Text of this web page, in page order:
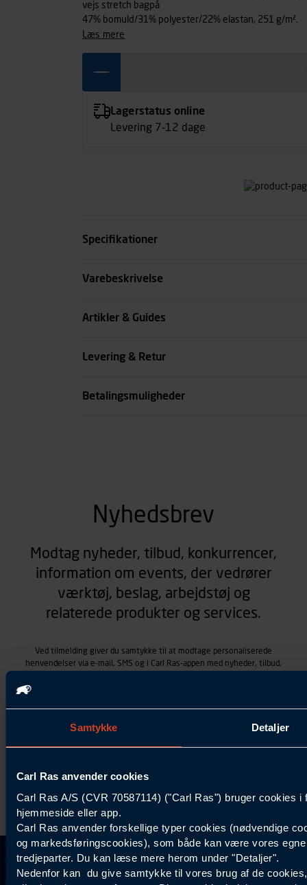
Samtykke Detaljer
Carl Ras anvender cookies
Carl Ras A/S (CVR 70587114) ("Carl Ras") bruger cookies
hjemmeside eller app.
Carl Ras anvender forskellige typer cookies (nødvendige
og markedsføringscookies), som både kan være vores
tredjeparter. Du kan læse mere herom under "Detaljer".
Nedenfor kan du give samtykke til vores brug af de
vejs stretch bagpå
47% bomuld/31% polyester/22% elastan, 251 g/m².
læs mere
Lagerstatus online
Levering 7-12 dage
Specifikationer
Størrelse
Varebeskrivelse
Artikler & Guides
Levering & Retur
Betalingsmuligheder
Nyhedsbrev
Modtag nyheder, tilbud, konkurrencer,
information om events, der vedrører
værktøj, beslag, arbejdstøj og
relaterede produkter og services.
Ved tilmelding giver du samtykke til at modtage personaliserede
henvendelser via e-mail, SMS og i Carl Ras-appen med nyheder, tilbud,
Samtykket betyder også, at Carl Ras A/S som dataansvarlig kan
samtykke tilbage ved at trykke "Afmeld" i bunden af hver
vorespersondatapolitik
Kontakt Kundeservice Information
Carl Ras Gruppen
Kundefordele
Bliv kontokunde
Inspiration
Specialisten